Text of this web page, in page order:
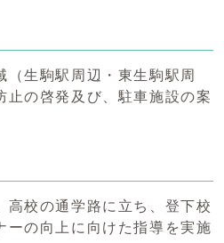
（生駒駅周辺・東生駒駅周
止の啓発及び、駐車施設の案
高校の通学路に立ち、登下校
ーの向上に向けた指導を実施